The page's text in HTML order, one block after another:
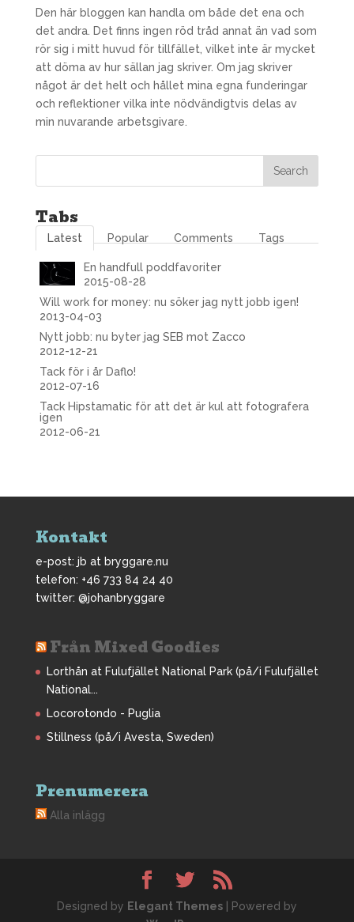
Den här bloggen kan handla om både det ena och
det andra. Det finns ingen röd tråd annat än vad som
rör sig i mitt huvud för tillfället, vilket inte är mycket
att döma av hur sällan jag skriver. Om jag skriver
något är det helt och hållet mina egna funderingar
och reflektioner vilka inte nödvändigtvis delas av
min nuvarande arbetsgivare.
Tabs
Latest Popular Comments Tags
En handfull poddfavoriter
2015-08-28
Will work for money: nu söker jag nytt jobb igen!
2013-04-03
Nytt jobb: nu byter jag SEB mot Zacco
2012-12-21
Tack för i år Daflo!
2012-07-16
Tack Hipstamatic för att det är kul att fotografera
igen
2012-06-21
Kontakt
e-post: jb at bryggare.nu
telefon: +46 733 84 24 40
twitter: @johanbryggare
Från Mixed Goodies
Lorthån at Fulufjället National Park (på/i Fulufjället
National...
Locorotondo - Puglia
Stillness (på/i Avesta, Sweden)
Prenumerera
Alla inlägg
Designed by Elegant Themes| Powered by